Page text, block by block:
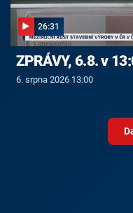
26:31
ZPRÁVY, 6.8. v
6. srpna 2026 13:00